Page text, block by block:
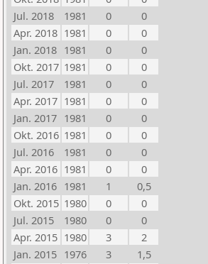
Jul. 2018
1981 0
0
Apr. 2018 1981 0
0
Jan. 2018 1981 0
0
Okt. 2017 1981 0
0
Jul. 2017
1981 0
0
Apr. 2017 1981 0
0
Jan. 2017 1981 0
0
Okt. 2016 1981 0
0
Jul. 2016
1981 0
0
Apr. 2016 1981 0
0
Jan. 2016 1981 1
0,5
Okt. 2015 1980 0
0
Jul. 2015
1980 0
0
Apr. 2015 1980 3
2
Jan. 2015 1976 3
1,5